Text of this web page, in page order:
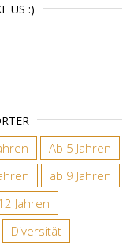
US :)
Ab 5 Jahren
ab 9 Jahren
Jahren
Diversität